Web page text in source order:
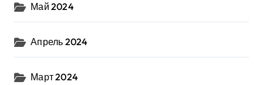
Май 2024
Апрель 2024
Март 2024